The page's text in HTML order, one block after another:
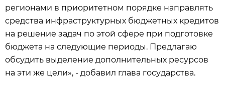
регионами в приоритетном порядке направлять
средства инфраструктурных бюджетных кредитов
на решение задач по этой сфере при подготовке
бюджета на следующие периоды. Предлагаю
обсудить выделение дополнительных ресурсов
на эти же цели», - добавил глава государства.